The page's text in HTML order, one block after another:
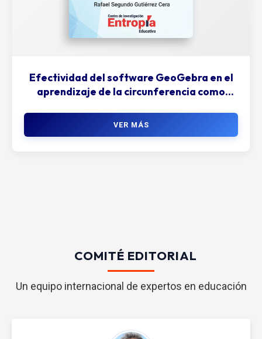
Efectividad del software GeoGebra en el
aprendizaje de la circunferencia como
VER MÁS
COMITÉ EDITORIAL
Un equipo internacional de expertos en educación